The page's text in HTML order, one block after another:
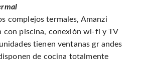
complejos termales, Amanzi
con piscina, conexión wi-fi y TV
tienen ventanas gr andes
de cocina totalmente